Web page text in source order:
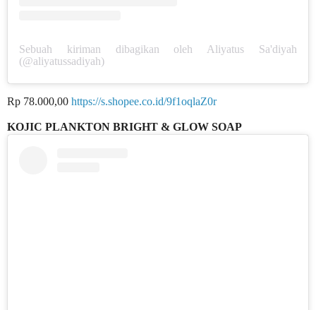
Sebuah kiriman dibagikan oleh Aliyatus Sa'diyah
(@aliyatussadiyah)
Rp 78.000,00 https://s.shopee.co.id/9f1oqlaZ0r
KOJIC PLANKTON BRIGHT & GLOW SOAP